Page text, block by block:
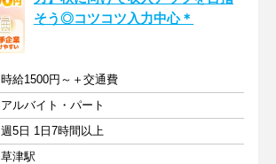
そう◎コツコツ入力中心＊
時給1500円～＋交通費
アルバイト・パート
週5日 1日7時間以上
草津駅